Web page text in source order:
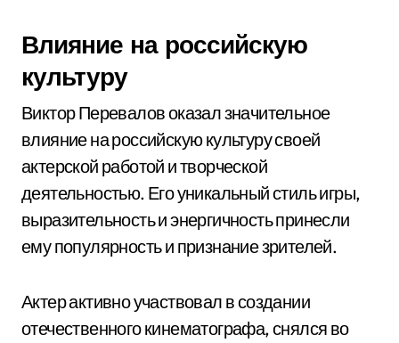
Влияние на российскую
культуру
Виктор Перевалов оказал значительное
влияние на российскую культуру своей
актерской работой и творческой
деятельностью. Его уникальный стиль игры,
выразительность и энергичность принесли
ему популярность и признание зрителей.
Актер активно участвовал в создании
отечественного кинематографа, снялся во